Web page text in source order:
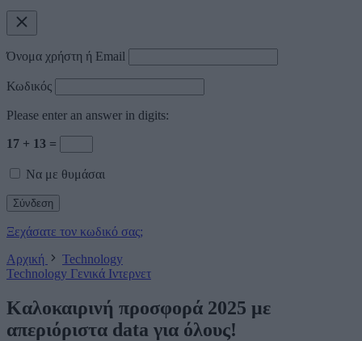
Όνομα χρήστη ή Email
Κωδικός
Please enter an answer in digits:
17 + 13 =
Να με θυμάσαι
Ξεχάσατε τον κωδικό σας;
Αρχική
Technology
Technology Γενικά Ιντερνετ
Καλοκαιρινή προσφορά 2025 με
απεριόριστα data για όλους!